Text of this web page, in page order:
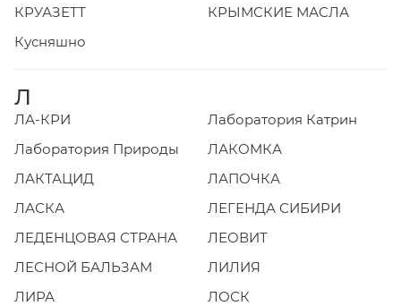
КРУАЗЕТТ
КРЫМСКИЕ МАСЛА
Кусняшно
Л
ЛА-КРИ
Лаборатория Катрин
Лаборатория Природы
ЛАКОМКА
ЛАКТАЦИД
ЛАПОЧКА
ЛАСКА
ЛЕГЕНДА СИБИРИ
ЛЕДЕНЦОВАЯ СТРАНА
ЛЕОВИТ
ЛЕСНОЙ БАЛЬЗАМ
ЛИЛИЯ
ЛИРА
ЛОСК